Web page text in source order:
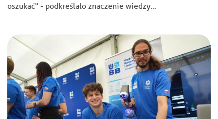
oszukać" - podkreślało znaczenie wiedzy…